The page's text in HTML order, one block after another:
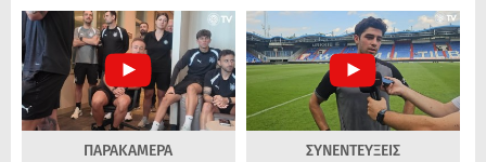
ΠΑΡΑΚΑΜΕΡΑ ΣΥΝΕΝΤΕΥΞΕΙΣ